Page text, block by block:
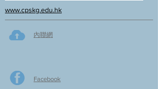
www.cpskg.edu.hk
內聯網
Facebook